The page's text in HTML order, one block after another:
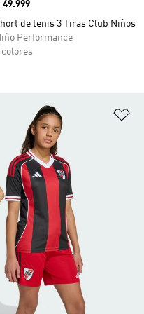
49.999
de tenis 3 Tiras Club Niños
Performance
colores